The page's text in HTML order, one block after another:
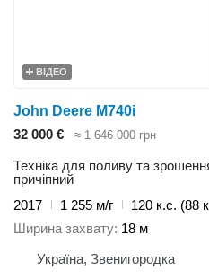
ВІДЕО
John Deere M740i
32 000 €
≈ 1 646 000 грн
Техніка для поливу та
причіпний
2017
1 255 м/г
120 к.с. (88
Ширина захвату 18 м
Україна, Звенигородка